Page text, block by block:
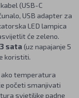
(USB-C
USB adapter za
LED lampica
će zeleno.
3 sata (uz napajanje 5
koristiti.
temperatura
početi smanjivati
svjetiljke padne